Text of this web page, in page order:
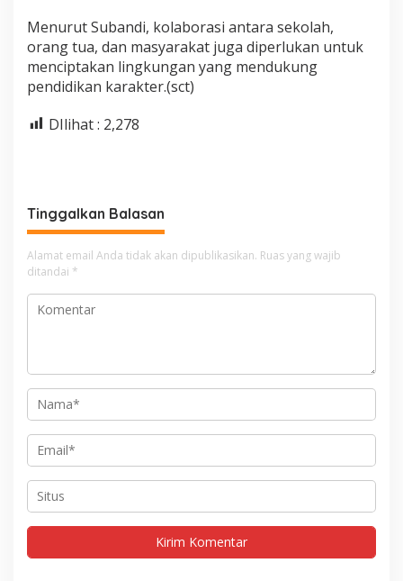
Menurut Subandi, kolaborasi antara sekolah,
orang tua, dan masyarakat juga diperlukan untuk
menciptakan lingkungan yang mendukung
pendidikan karakter.(sct)
DIlihat : 2,278
Tinggalkan Balasan
Alamat email Anda tidak akan dipublikasikan. Ruas yang wajib
ditandai *